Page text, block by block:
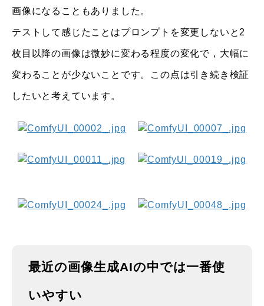
画像になることもありました。
テストして感じたことはプロンプトを変更しないと2
枚目以降の画像は微妙に変わる程度の変化で，大幅に
変わることが少ないことです。この点は引き続き検証
したいと考えています。
最近の画像生成AIの中では一番使
いやすい